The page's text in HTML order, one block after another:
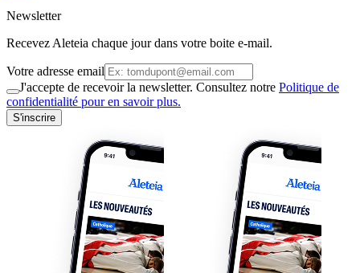
Newsletter
Recevez Aleteia chaque jour dans votre boite e-mail.
Votre adresse email
J'accepte de recevoir la newsletter. Consultez notre Politique de
confidentialité pour en savoir plus.
S'inscrire